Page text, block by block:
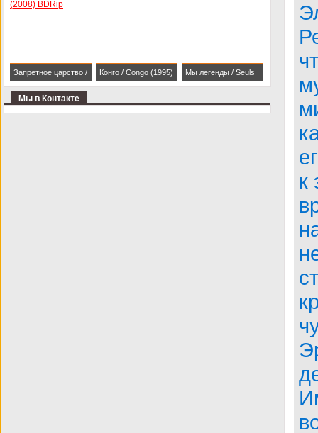
к
Запретное царство /
The Forbidden
Конго / Congo (1995) Мы легенды / Seuls
Мы в Контакте